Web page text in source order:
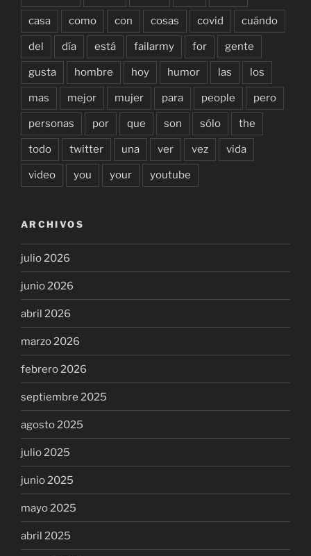
casa como con cosas covid cuándo
del día está failarmy for gente
gusta hombre hoy humor las los
mas mejor mujer para people pero
personas por que son sólo the
todo twitter una ver vez vida
video you your youtube
ARCHIVOS
julio 2026
junio 2026
abril 2026
marzo 2026
febrero 2026
septiembre 2025
agosto 2025
julio 2025
junio 2025
mayo 2025
abril 2025